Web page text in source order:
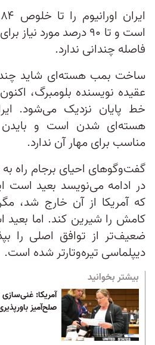
است و تا ۹۰ درصد مورد
فاصله چندانی ندارد.
ساخت بمب هسته‌ای شاید
عقیده نویسنده بلومبرگ، اکنون
خط پایان نزدیک می‌شود.
هسته‌ای شدن است و بایدن
مناسب برای مهار آن ندارد.
گفت‌و‌گوهای احیای برجام راه
در ادامه می‌نویسد بعید است
که آمریکا از آن خارج شد،
کامش را شیرین کند. اما
ضعیف‌تر از توافق اصلی را
دیپلماسی تیره‌و‌تارتر شده است.
بیشتر بخوانید
صلح‌آمیز